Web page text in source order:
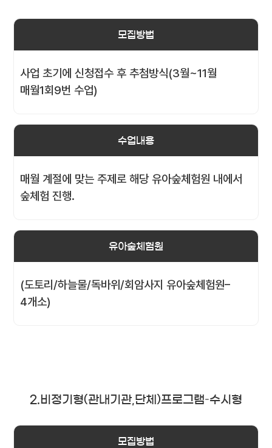
모집방법
사업 초기에 신청접수 후 추첨방식(3월~11월
매월1회9번 수업)
수업내용
매월 계절에 맞는 주제로 해당 유아숲체험원 내에서
숲체험 진행.
유아숲체험원
(도토리/하늘물/독바위/회암사지 유아숲체험원–
4개소)
2.비정기형(관내기관,단체)프로그램–수시형
모집방법